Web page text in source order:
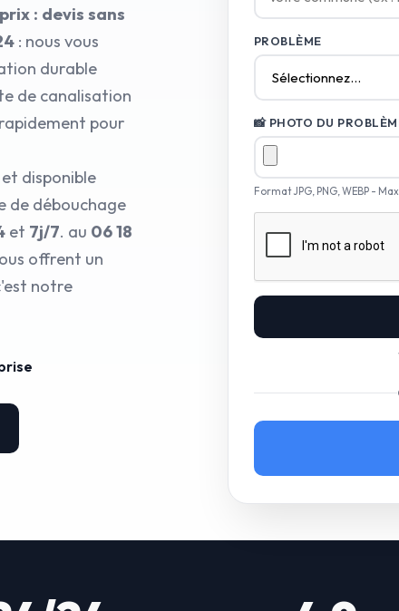
: devis sans
: nous vous
durable
de canalisation
pour
disponible
de débouchage
et 7j/7. au 06 18
offrent un
notre
PROBLÈME
📸 PHOTO DU
Format JPG, PNG, WEBP -